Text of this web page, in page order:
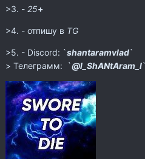
>3. - 25+
>4. - отпишу в TG
>5. - Discord: `shantaramvlad`
> Телеграмм: `@l_ShANtAram_l